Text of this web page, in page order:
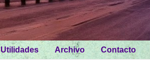
Utilidades Archivo Contacto